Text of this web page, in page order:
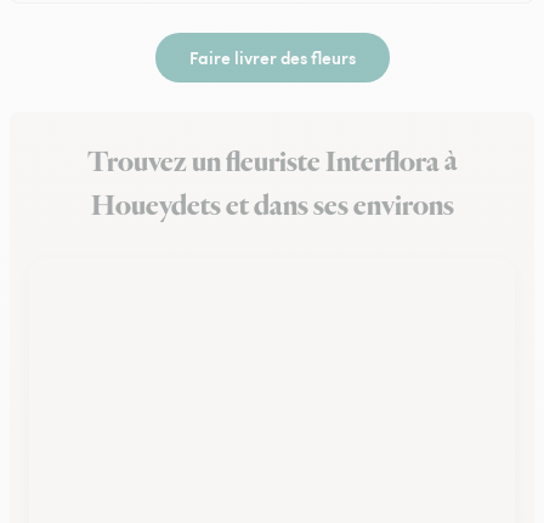
Faire livrer des fleurs
Trouvez un fleuriste Interflora à
Houeydets et dans ses environs